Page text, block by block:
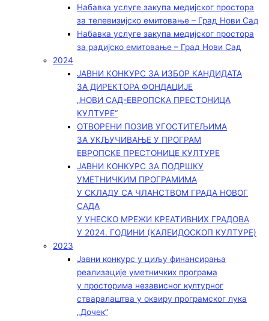
Набавка услуге закупа медијског простора
за телевизијско емитовање – Град Нови Сад
Набавка услуге закупа медијског простора
за радијско емитовање – Град Нови Сад
2024
ЈАВНИ КОНКУРС ЗА ИЗБОР КАНДИДАТА
ЗА ДИРЕКТОРА ФОНДАЦИЈЕ
„НОВИ САД-ЕВРОПСКА ПРЕСТОНИЦА
КУЛТУРЕ“
ОТВОРЕНИ ПОЗИВ УГОСТИТЕЉИМА
ЗА УКЉУЧИВАЊЕ У ПРОГРАМ
ЕВРОПСКЕ ПРЕСТОНИЦЕ КУЛТУРЕ
ЈАВНИ КОНКУРС ЗА ПОДРШКУ
УМЕТНИЧКИМ ПРОГРАМИМА
У СКЛАДУ СА ЧЛАНСТВОМ ГРАДА НОВОГ
САДА
У УНЕСКО МРЕЖИ КРЕАТИВНИХ ГРАДОВА
У 2024. ГОДИНИ (КАЛЕИДОСКОП КУЛТУРЕ)
2023
Јавни конкурс у циљу финансирања
реализације уметничких програма
у просторима независног културног
стваралаштва у оквиру програмског лука
„Дочек”